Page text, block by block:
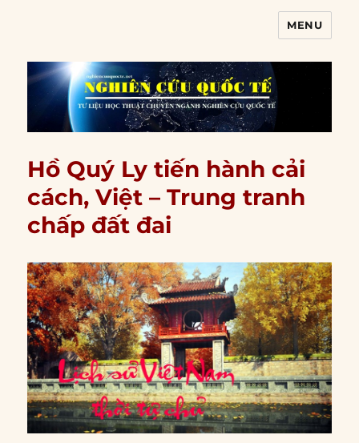
MENU
Hồ Quý Ly tiến hành cải
cách, Việt – Trung tranh
chấp đất đai